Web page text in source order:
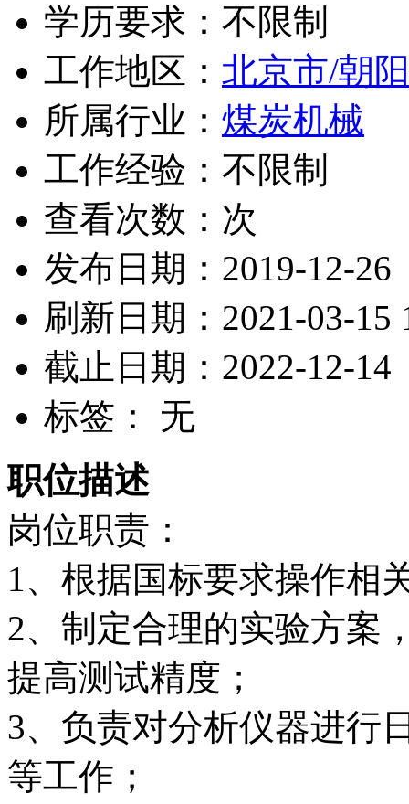
学历要求：不限制
工作地区： 北京市/朝
所属行业： 煤炭机械
工作经验：不限制
查看次数： 次
发布日期：2019-12-26
刷新日期：2021-03-15
截止日期：2022-12-14
标签： 无
职位描述
岗位职责：
1、根据国标要求操作相
2、制定合理的实验方案
提高测试精度；
3、负责对分析仪器进行
等工作；